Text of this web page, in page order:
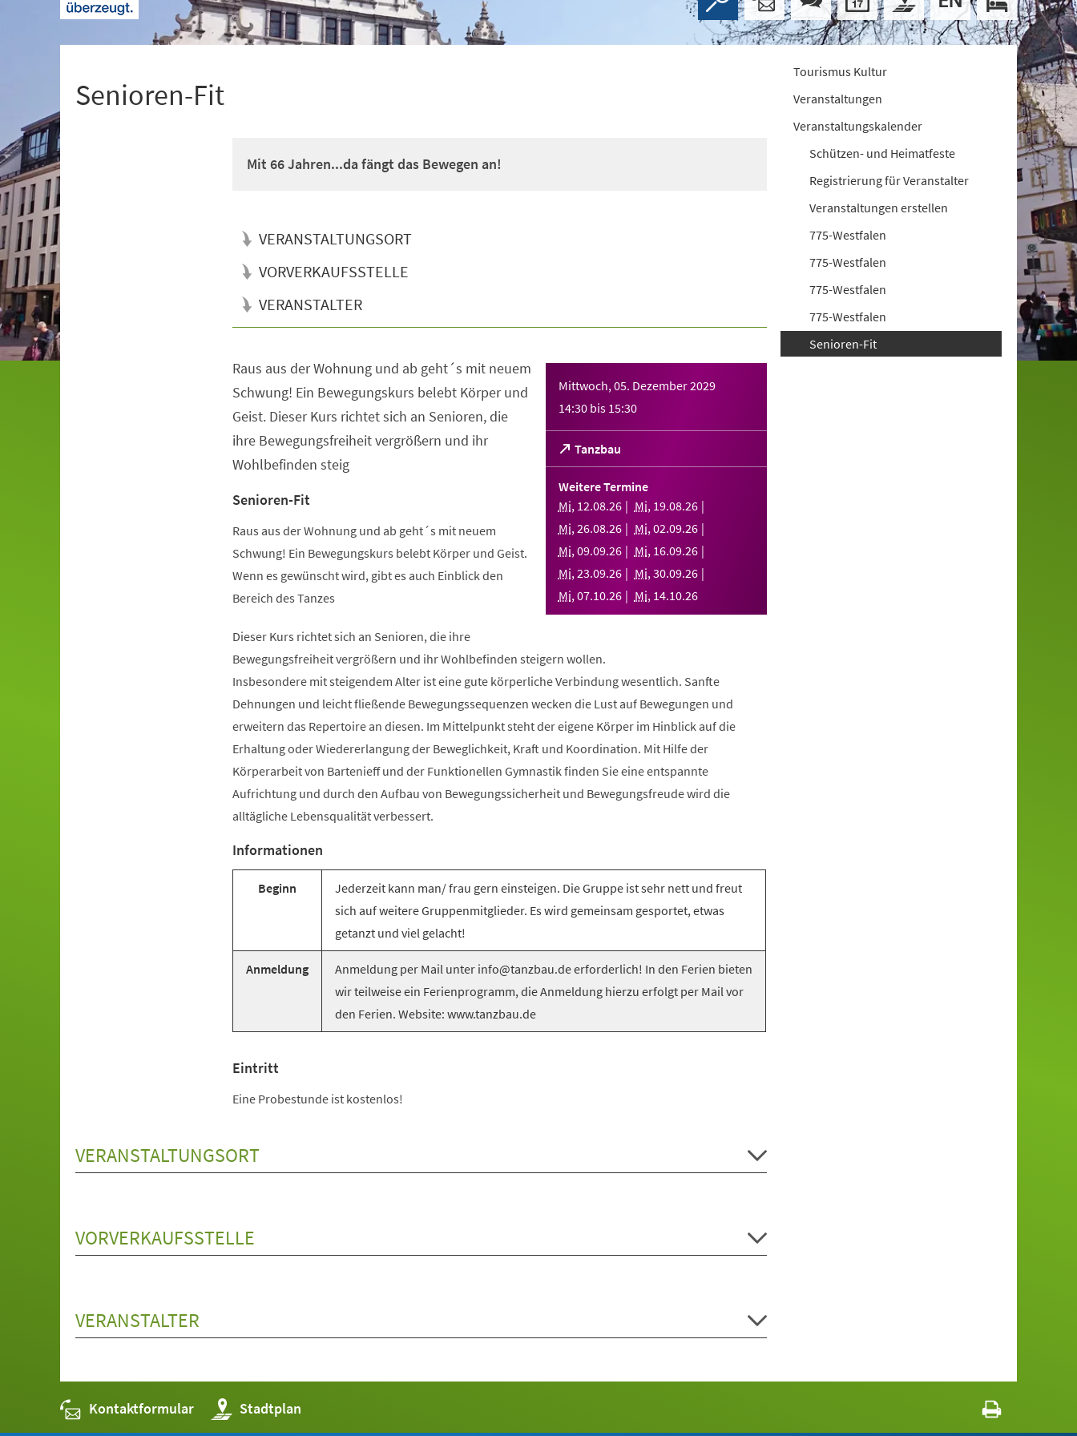
Senioren-Fit
Mit 66 Jahren...da fängt das Bewegen an!
VERANSTALTUNGSORT
VORVERKAUFSSTELLE
VERANSTALTER
Mittwoch, 05. Dezember 2029
14:30 bis 15:30
Tanzbau
(Öffnet
in
einem
neuen
Tab)
Weitere Termine
Mi, 12.08.26 Mi, 19.08.26
Mi,26.08.26 Mi,02.09.26
Mi,09.09.26 Mi, 16.09.26
Mi,23.09.26 Mi,30.09.26
Mi,07.10.26 Mi, 14.10.26
Raus aus der Wohnung und ab geht´s mit neuem
Schwung! Ein Bewegungskurs belebt Körper und
Geist. Dieser Kurs richtet sich an Senioren, die
ihre Bewegungsfreiheit vergrößern und ihr
Wohlbefinden steig
Senioren-Fit
Raus aus der Wohnung und ab geht´s mit neuem
Schwung! Ein Bewegungskurs belebt Körper und Geist.
Wenn es gewünscht wird, gibt es auch Einblick den
Bereich des Tanzes
Dieser Kurs richtet sich an Senioren, die ihre
Bewegungsfreiheit vergrößern und ihr Wohlbefinden steigern wollen.
Insbesondere mit steigendem Alter ist eine gute körperliche Verbindung wesentlich. Sanfte
Dehnungen und leicht fließende Bewegungssequenzen wecken die Lust auf Bewegungen und
erweitern das Repertoire an diesen. Im Mittelpunkt steht der eigene Körper im Hinblick auf die
Erhaltung oder Wiedererlangung der Beweglichkeit, Kraft und Koordination. Mit Hilfe der
Körperarbeit von Bartenieff und der Funktionellen Gymnastik finden Sie eine entspannte
Aufrichtung und durch den Aufbau von Bewegungssicherheit und Bewegungsfreude wird die
alltägliche Lebensqualität verbessert.
Informationen
Beginn
Jederzeit kann man/ frau gern einsteigen. Die Gruppe ist sehr nett und freut
sich auf weitere Gruppenmitglieder. Es wird gemeinsam gesportet, etwas
getanzt und viel gelacht!
Anmeldung
Anmeldung per Mail unter info@tanzbau.de erforderlich! In den Ferien bieten
wir teilweise ein Ferienprogramm, die Anmeldung hierzu erfolgt per Mail vor
den Ferien. Website: www.tanzbau.de
Eintritt
Eine Probestunde ist kostenlos!
VERANSTALTUNGSORT
VORVERKAUFSSTELLE
VERANSTALTER
Tourismus Kultur
Veranstaltungen
Veranstaltungskalender
Schützen- und Heimatfeste
Registrierung für Veranstalter
Veranstaltungen erstellen
775-Westfalen
775-Westfalen
775-Westfalen
775-Westfalen
Senioren-Fit
Kontaktformular Stadtplan
(Öffnet
in